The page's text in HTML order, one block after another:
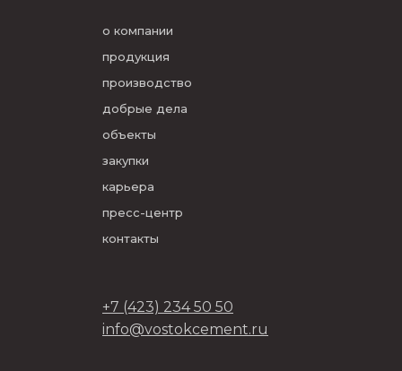
о компании
продукция
производство
добрые дела
объекты
закупки
карьера
пресс-центр
контакты
+7 (423) 234 50 50
info@vostokcement.ru